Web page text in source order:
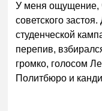
У меня ощущение,
советского
студенческой
перепив,
громко, голосом
Политбюро и